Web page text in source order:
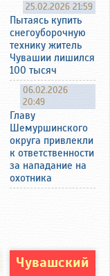
25.02.2026 21:59
Пытаясь купить
снегоуборочную
технику житель
Чувашии лишился
100 тысяч
06.02.2026
20:49
Главу
Шемуршинского
округа привлекли
к ответственности
за нападание на
охотника
Чувашский